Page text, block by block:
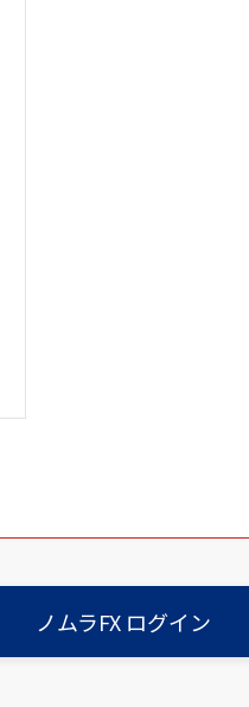
ノムラFX ログイン